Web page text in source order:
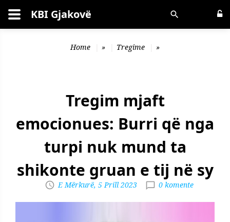
Kërko KBI Gjakovë
Home » Tregime »
Tregim mjaft
emocionues: Burri që nga
turpi nuk mund ta
shikonte gruan e tij në sy
E Mërkurë, 5 Prill 2023 0 komente